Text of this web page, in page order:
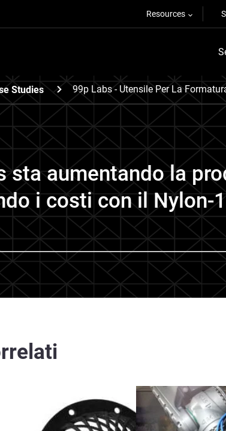
Resources
Studies 99p Labs - Utensile Per La
sta aumentando la
i costi con il Nylon-